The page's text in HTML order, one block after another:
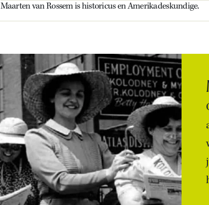
Maarten van Rossem is historicus en Amerikadeskundige.